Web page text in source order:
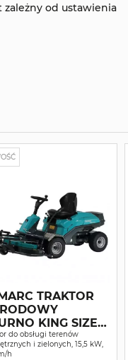
zależny od ustawienia
TRAKTOR
KING SIZE 2
do obsługi terenów
i zielonych, 15,5 kW,
h